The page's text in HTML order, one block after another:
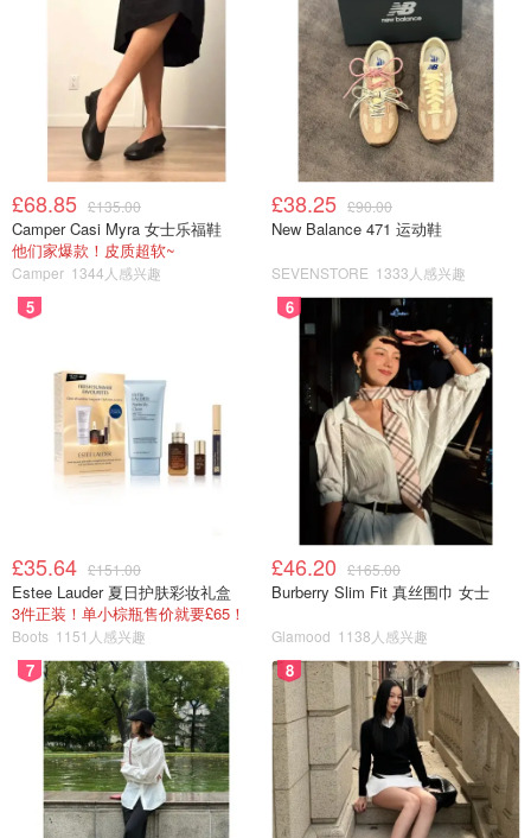
£68.85 £135.00
Camper Casi Myra 女士乐福鞋
他们家爆款！皮质超软~
Camper 1344人感兴趣
£38.25 £90.00
New Balance 471 运动鞋
SEVENSTORE 1333人感兴趣
5
£35.64 £151.00
Estee Lauder 夏日护肤彩妆礼盒
3件正装！单小棕瓶售价就要£65！
Boots 1151人感兴趣
6
£46.20 £165.00
Burberry Slim Fit 真丝围巾 女士
Glamood 1138人感兴趣
7 8